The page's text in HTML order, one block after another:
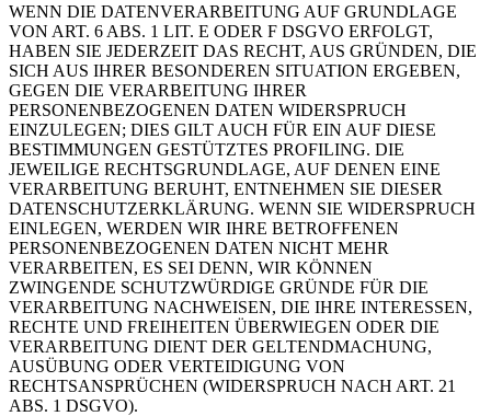
WENN DIE DATENVERARBEITUNG AUF GRUNDLAGE
VON ART. 6 ABS. 1 LIT. E ODER F DSGVO ERFOLGT,
HABEN SIE JEDERZEIT DAS RECHT, AUS GRÜNDEN, DIE
SICH AUS IHRER BESONDEREN SITUATION ERGEBEN,
GEGEN DIE VERARBEITUNG IHRER
PERSONENBEZOGENEN DATEN WIDERSPRUCH
EINZULEGEN; DIES GILT AUCH FÜR EIN AUF DIESE
BESTIMMUNGEN GESTÜTZTES PROFILING. DIE
JEWEILIGE RECHTSGRUNDLAGE, AUF DENEN EINE
VERARBEITUNG BERUHT, ENTNEHMEN SIE DIESER
DATENSCHUTZERKLÄRUNG. WENN SIE WIDERSPRUCH
EINLEGEN, WERDEN WIR IHRE BETROFFENEN
PERSONENBEZOGENEN DATEN NICHT MEHR
VERARBEITEN, ES SEI DENN, WIR KÖNNEN
ZWINGENDE SCHUTZWÜRDIGE GRÜNDE FÜR DIE
VERARBEITUNG NACHWEISEN, DIE IHRE INTERESSEN,
RECHTE UND FREIHEITEN ÜBERWIEGEN ODER DIE
VERARBEITUNG DIENT DER GELTENDMACHUNG,
AUSÜBUNG ODER VERTEIDIGUNG VON
RECHTSANSPRÜCHEN (WIDERSPRUCH NACH ART. 21
ABS. 1 DSGVO).